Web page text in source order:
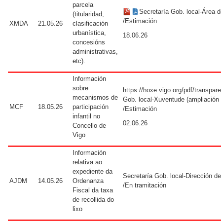
XMDA 21.05.26
parcela
(titularidad,
clasificación
urbanística,
concesións
administrativas,
etc).
Secretaría Gob. local-Área
/Estimación
18.06.26
MCF 18.05.26
Información
sobre
mecanismos de
participación
infantil no
Concello de
Vigo
https://hoxe.vigo.org/pdf/
Gob. local-Xuventude (ampliación
/Estimación
02.06.26
AJDM 14.05.26
Información
relativa ao
expediente da
Ordenanza
Fiscal da taxa
de recollida do
lixo
Secretaría Gob. local-Dirección
/En tramitación